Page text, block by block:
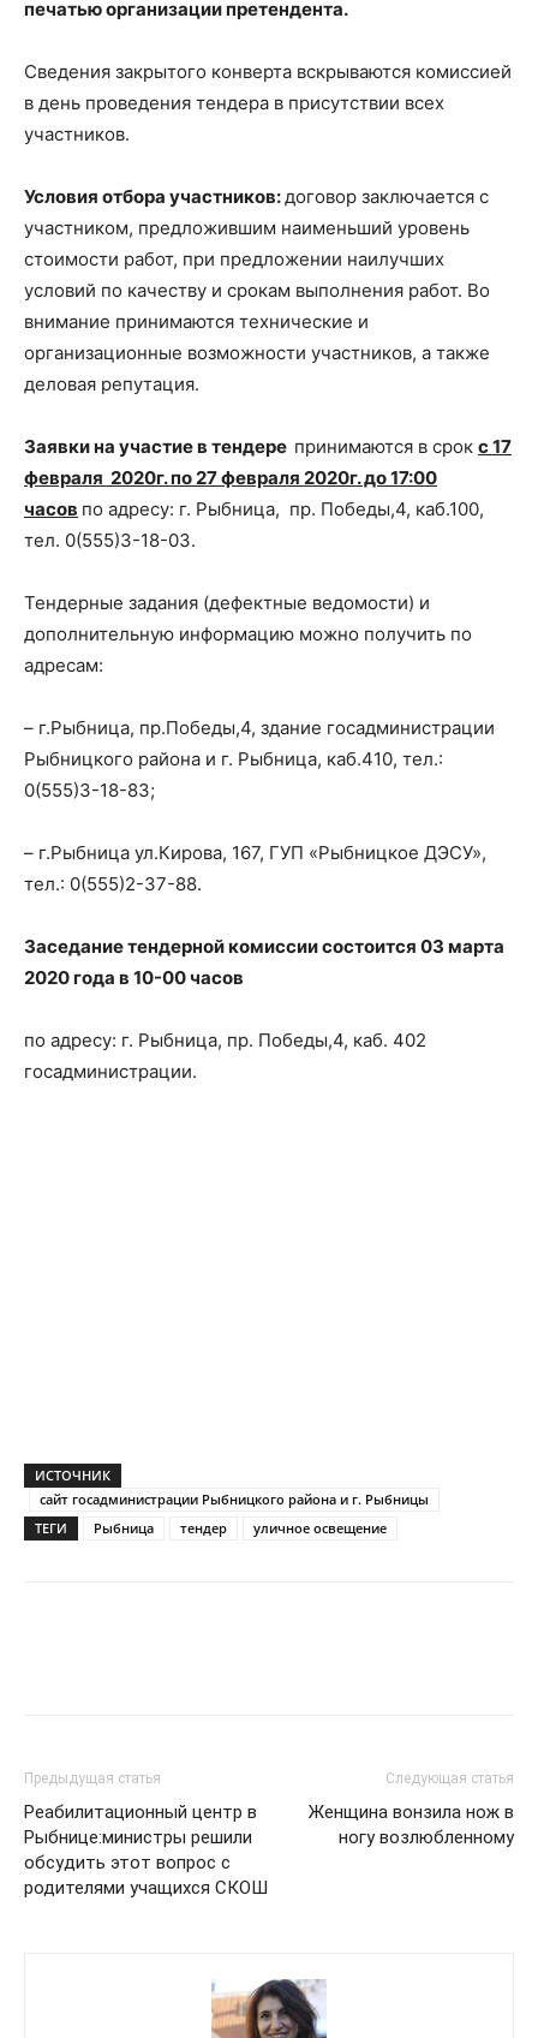
печатью организации претендента.
Сведения закрытого конверта вскрываются комиссией
в день проведения тендера в присутствии всех
участников.
Условия отбора участников:договор заключается с
участником, предложившим наименьший уровень
стоимости работ, при предложении наилучших
условий по качеству и срокам выполнения работ. Во
внимание принимаются технические и
организационные возможности участников, а также
деловая репутация.
Заявки на участие в тендере принимаются в срок с 17
февраля 2020г. по 27 февраля 2020г. до 17:00
часов по адресу: г. Рыбница, пр. Победы,4, каб.100,
тел. 0(555)3-18-03.
Тендерные задания (дефектные ведомости) и
дополнительную информацию можно получить по
адресам:
– г.Рыбница, пр.Победы,4, здание госадминистрации
Рыбницкого района и г. Рыбница, каб.410, тел.:
0(555)3-18-83;
– г.Рыбница ул.Кирова, 167, ГУП «Рыбницкое ДЭСУ»,
тел.: 0(555)2-37-88.
Заседание тендерной комиссии состоится 03 марта
2020 года в 10-00 часов
по адресу: г. Рыбница, пр. Победы,4, каб. 402
госадминистрации.
ИСТОЧНИК
сайт госадминистрации Рыбницкого района и г. Рыбницы
ТЕГИ
Рыбница тендер уличное освещение
Предыдущая статья
Реабилитационный центр в
Рыбнице:министры решили
обсудить этот вопрос с
родителями учащихся СКОШ
Следующая статья
Женщина вонзила нож в
ногу возлюбленному